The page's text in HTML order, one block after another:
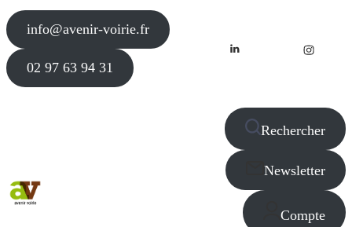
info@avenir-voirie.fr
02 97 63 94 31
Rechercher
Newsletter
Compte